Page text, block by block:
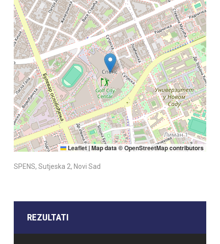
Leaflet |Map data ©OpenStreetMapcontributors
SPENS, Sutjeska 2, Novi Sad
REZULTATI